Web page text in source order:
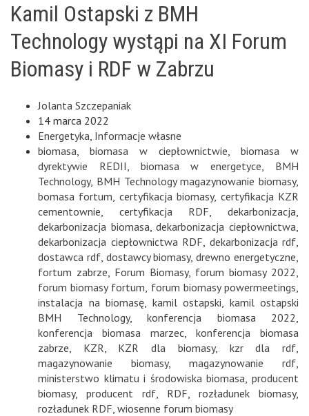
Kamil Ostapski z BMH
Technology wystąpi na XI Forum
Biomasy i RDF w Zabrzu
Jolanta Szczepaniak
14 marca 2022
Energetyka Informacje własne
biomasa
biomasa w ciepłownictwie
biomasa w
dyrektywie REDII
biomasa w energetyce
BMH
Technology, BMH Technology magazynowanie biomasy,
bomasa fortum certyfikacja biomasy, certyfikacja KZR
cementownie
certyfikacja RDF ,dekarbonizacja
dekarbonizacja biomasa ,dekarbonizacja ciepłownictwa
dekarbonizacja ciepłownictwa RDF dekarbonizacja rdf
dostawca rdf, dostawcy biomasy,drewno energetyczne
fortum zabrze Forum Biomasy, forum biomasy 2022
forum biomasy fortum forum biomasy powermeetings
instalacja na biomasę kamil ostapski
kamil ostapski
BMH Technology, konferencja biomasa 2022
konferencja biomasa marzec
konferencja biomasa
zabrze
KZR KZR dla biomasy, kzr dla rdf
magazynowanie biomasy, magazynowanie rdf
ministerstwo klimatu i środowiska biomasa ,producent
biomasy, producent rdf RDF rozładunek biomasy,
rozładunek RDF wiosenne forum biomasy